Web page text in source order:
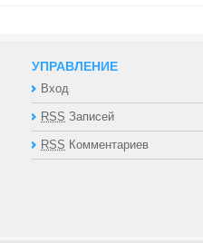
УПРАВЛЕНИЕ
Вход
RSS Записей
RSS Комментариев